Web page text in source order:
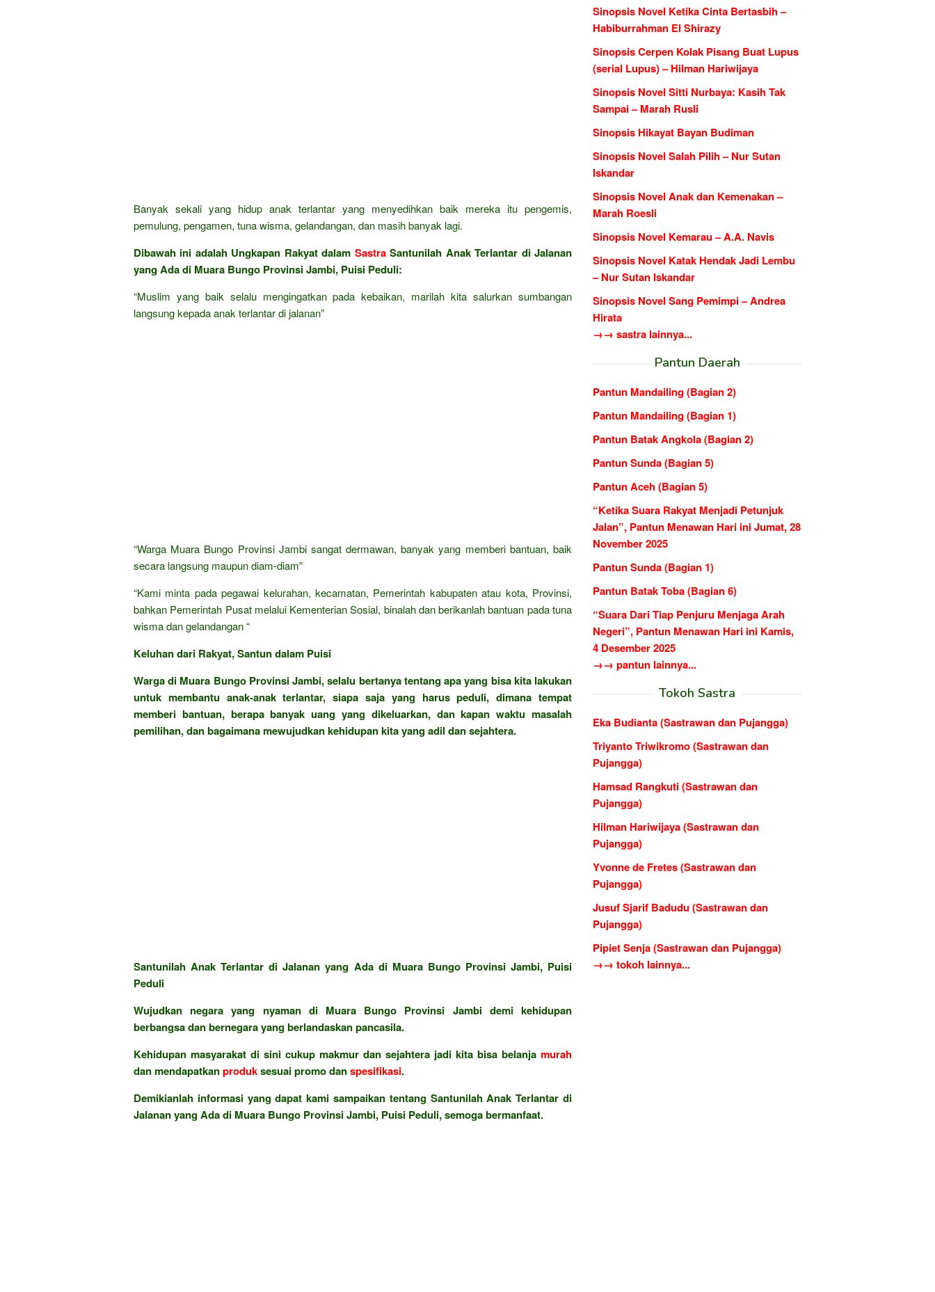
Banyak sekali yang hidup anak terlantar yang menyedihkan baik mereka itu pengemis,
pemulung, pengamen, tuna wisma, gelandangan, dan masih banyak lagi.
Dibawah ini adalah Ungkapan Rakyat dalam SastraSantunilah Anak Terlantar di Jalanan
yang Ada di Muara Bungo Provinsi Jambi, Puisi Peduli:
“Muslim yang baik selalu mengingatkan pada kebaikan, marilah kita salurkan sumbangan
langsung kepada anak terlantar di jalanan”
“Warga Muara Bungo Provinsi Jambi sangat dermawan, banyak yang memberi bantuan, baik
secara langsung maupun diam-diam”
“Kami minta pada pegawai kelurahan, kecamatan, Pemerintah kabupaten atau kota, Provinsi,
bahkan Pemerintah Pusat melalui Kementerian Sosial, binalah dan berikanlah bantuan pada tuna
wisma dan gelandangan “
Keluhan dari Rakyat, Santun dalam Puisi
Warga di Muara Bungo Provinsi Jambi, selalu bertanya tentang apa yang bisa kita lakukan
untuk membantu anak-anak terlantar, siapa saja yang harus peduli, dimana tempat
memberi bantuan, berapa banyak uang yang dikeluarkan, dan kapan waktu masalah
pemilihan, dan bagaimana mewujudkan kehidupan kita yang adil dan sejahtera.
Santunilah Anak Terlantar di Jalanan yang Ada di Muara Bungo Provinsi Jambi, Puisi
Peduli
Wujudkan negara yang nyaman di Muara Bungo Provinsi Jambi demi kehidupan
berbangsa dan bernegara yang berlandaskan pancasila.
Kehidupan masyarakat di sini cukup makmur dan sejahtera jadi kita bisa belanja murah
dan mendapatkanproduksesuai promo danspesifikasi.
Demikianlah informasi yang dapat kami sampaikan tentang Santunilah Anak Terlantar di
Jalanan yang Ada di Muara Bungo Provinsi Jambi, Puisi Peduli, semoga bermanfaat.
Sinopsis Novel Ketika Cinta Bertasbih –
Habiburrahman El Shirazy
Sinopsis Cerpen Kolak Pisang Buat Lupus
(serial Lupus) – Hilman Hariwijaya
Sinopsis Novel Sitti Nurbaya: Kasih Tak
Sampai – Marah Rusli
Sinopsis Hikayat Bayan Budiman
Sinopsis Novel Salah Pilih – Nur Sutan
Iskandar
Sinopsis Novel Anak dan Kemenakan –
Marah Roesli
Sinopsis Novel Kemarau – A.A. Navis
Sinopsis Novel Katak Hendak Jadi Lembu
– Nur Sutan Iskandar
Sinopsis Novel Sang Pemimpi – Andrea
Hirata
→→ sastra lainnya...
Pantun Daerah
Pantun Mandailing (Bagian 2)
Pantun Mandailing (Bagian 1)
Pantun Batak Angkola (Bagian 2)
Pantun Sunda (Bagian 5)
Pantun Aceh (Bagian 5)
“Ketika Suara Rakyat Menjadi Petunjuk
Jalan”, Pantun Menawan Hari ini Jumat, 28
November 2025
Pantun Sunda (Bagian 1)
Pantun Batak Toba (Bagian 6)
“Suara Dari Tiap Penjuru Menjaga Arah
Negeri”, Pantun Menawan Hari ini Kamis,
4 Desember 2025
→→ pantun lainnya...
Tokoh Sastra
Eka Budianta (Sastrawan dan Pujangga)
Triyanto Triwikromo (Sastrawan dan
Pujangga)
Hamsad Rangkuti (Sastrawan dan
Pujangga)
Hilman Hariwijaya (Sastrawan dan
Pujangga)
Yvonne de Fretes (Sastrawan dan
Pujangga)
Jusuf Sjarif Badudu (Sastrawan dan
Pujangga)
Pipiet Senja (Sastrawan dan Pujangga)
→→ tokoh lainnya...